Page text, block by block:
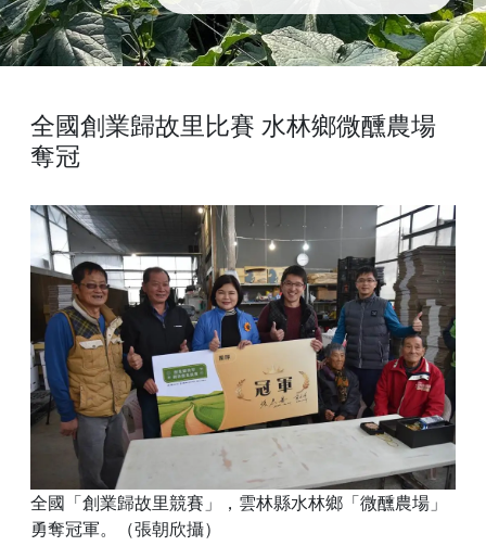
全國創業歸故里比賽 水林鄉微醺農場
奪冠
全國「創業歸故里競賽」，雲林縣水林鄉「微醺農場」
勇奪冠軍。（張朝欣攝）